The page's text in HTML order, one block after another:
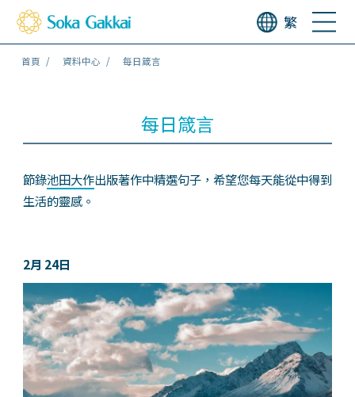
繁
首頁 資料中心 每日箴言
每日箴言
節錄池田大作出版著作中精選句子，希望您每天能從中得到
生活的靈感。
2月 24日